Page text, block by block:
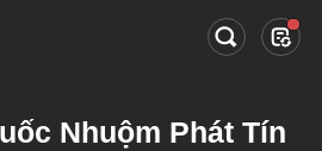
Nhuộm Phát Tín